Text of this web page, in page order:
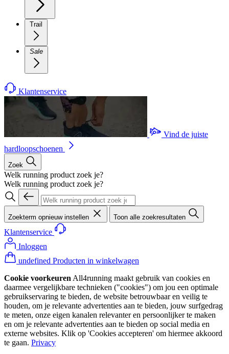
Trail
Sale
Klantenservice
Vind de juiste
hardloopschoenen
Zoek
Welk running product zoek je?
Welk running product zoek je?
Zoekterm opnieuw instellen Toon alle zoekresultaten
Klantenservice
Inloggen
undefined Producten in winkelwagen
Cookie voorkeuren All4running maakt gebruik van cookies en
daarmee vergelijkbare technieken ("cookies") om jou een optimale
gebruikservaring te bieden, de website betrouwbaar en veilig te
houden, om je relevante advertenties aan te bieden, jouw surfgedrag
te meten, onze eigen kanalen relevanter en persoonlijker te maken
en om je relevante advertenties aan te bieden op social media en
externe websites. Klik op 'Cookies accepteren' om hiermee akkoord
te gaan. Privacy